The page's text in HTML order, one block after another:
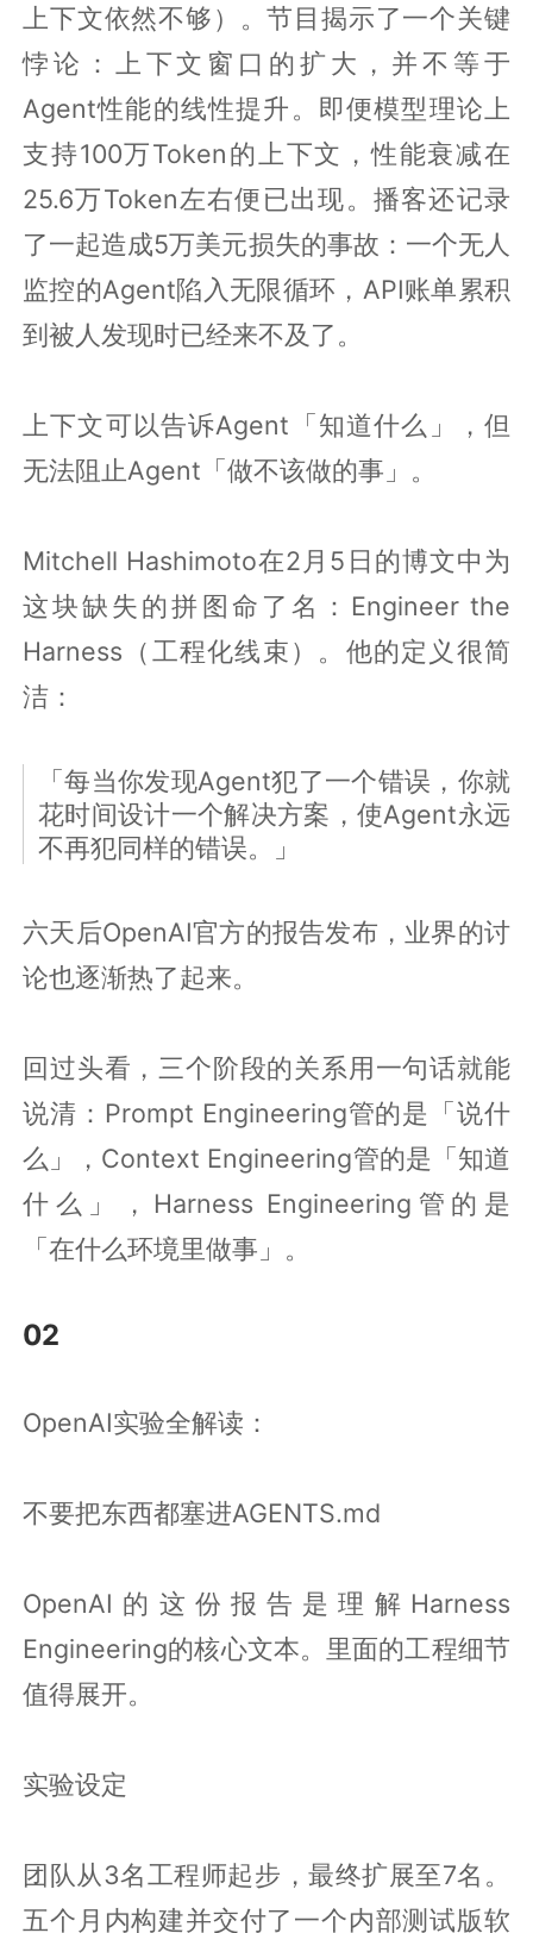
上下文依然不够）。节目揭示了一个关键
悖论：上下文窗口的扩大，并不等于
Agent性能的线性提升。即便模型理论上
支持100万Token的上下文，性能衰减在
25.6万Token左右便已出现。播客还记录
了一起造成5万美元损失的事故：一个无人
监控的Agent陷入无限循环，API账单累积
到被人发现时已经来不及了。
上下文可以告诉Agent「知道什么」，但
无法阻止Agent「做不该做的事」。
Mitchell Hashimoto在2月5日的博文中为
这块缺失的拼图命了名：Engineer the
Harness（工程化线束）。他的定义很简
洁：
「每当你发现Agent犯了一个错误，你就
花时间设计一个解决方案，使Agent永远
不再犯同样的错误。」
六天后OpenAI官方的报告发布，业界的讨
论也逐渐热了起来。
回过头看，三个阶段的关系用一句话就能
说清：Prompt Engineering管的是「说什
么」，Context Engineering管的是「知道
什么」，Harness Engineering管的是
「在什么环境里做事」。
02
OpenAI实验全解读：
不要把东西都塞进AGENTS.md
OpenAI的这份报告是理解Harness
Engineering的核心文本。里面的工程细节
值得展开。
实验设定
团队从3名工程师起步，最终扩展至7名。
五个月内构建并交付了一个内部测试版软